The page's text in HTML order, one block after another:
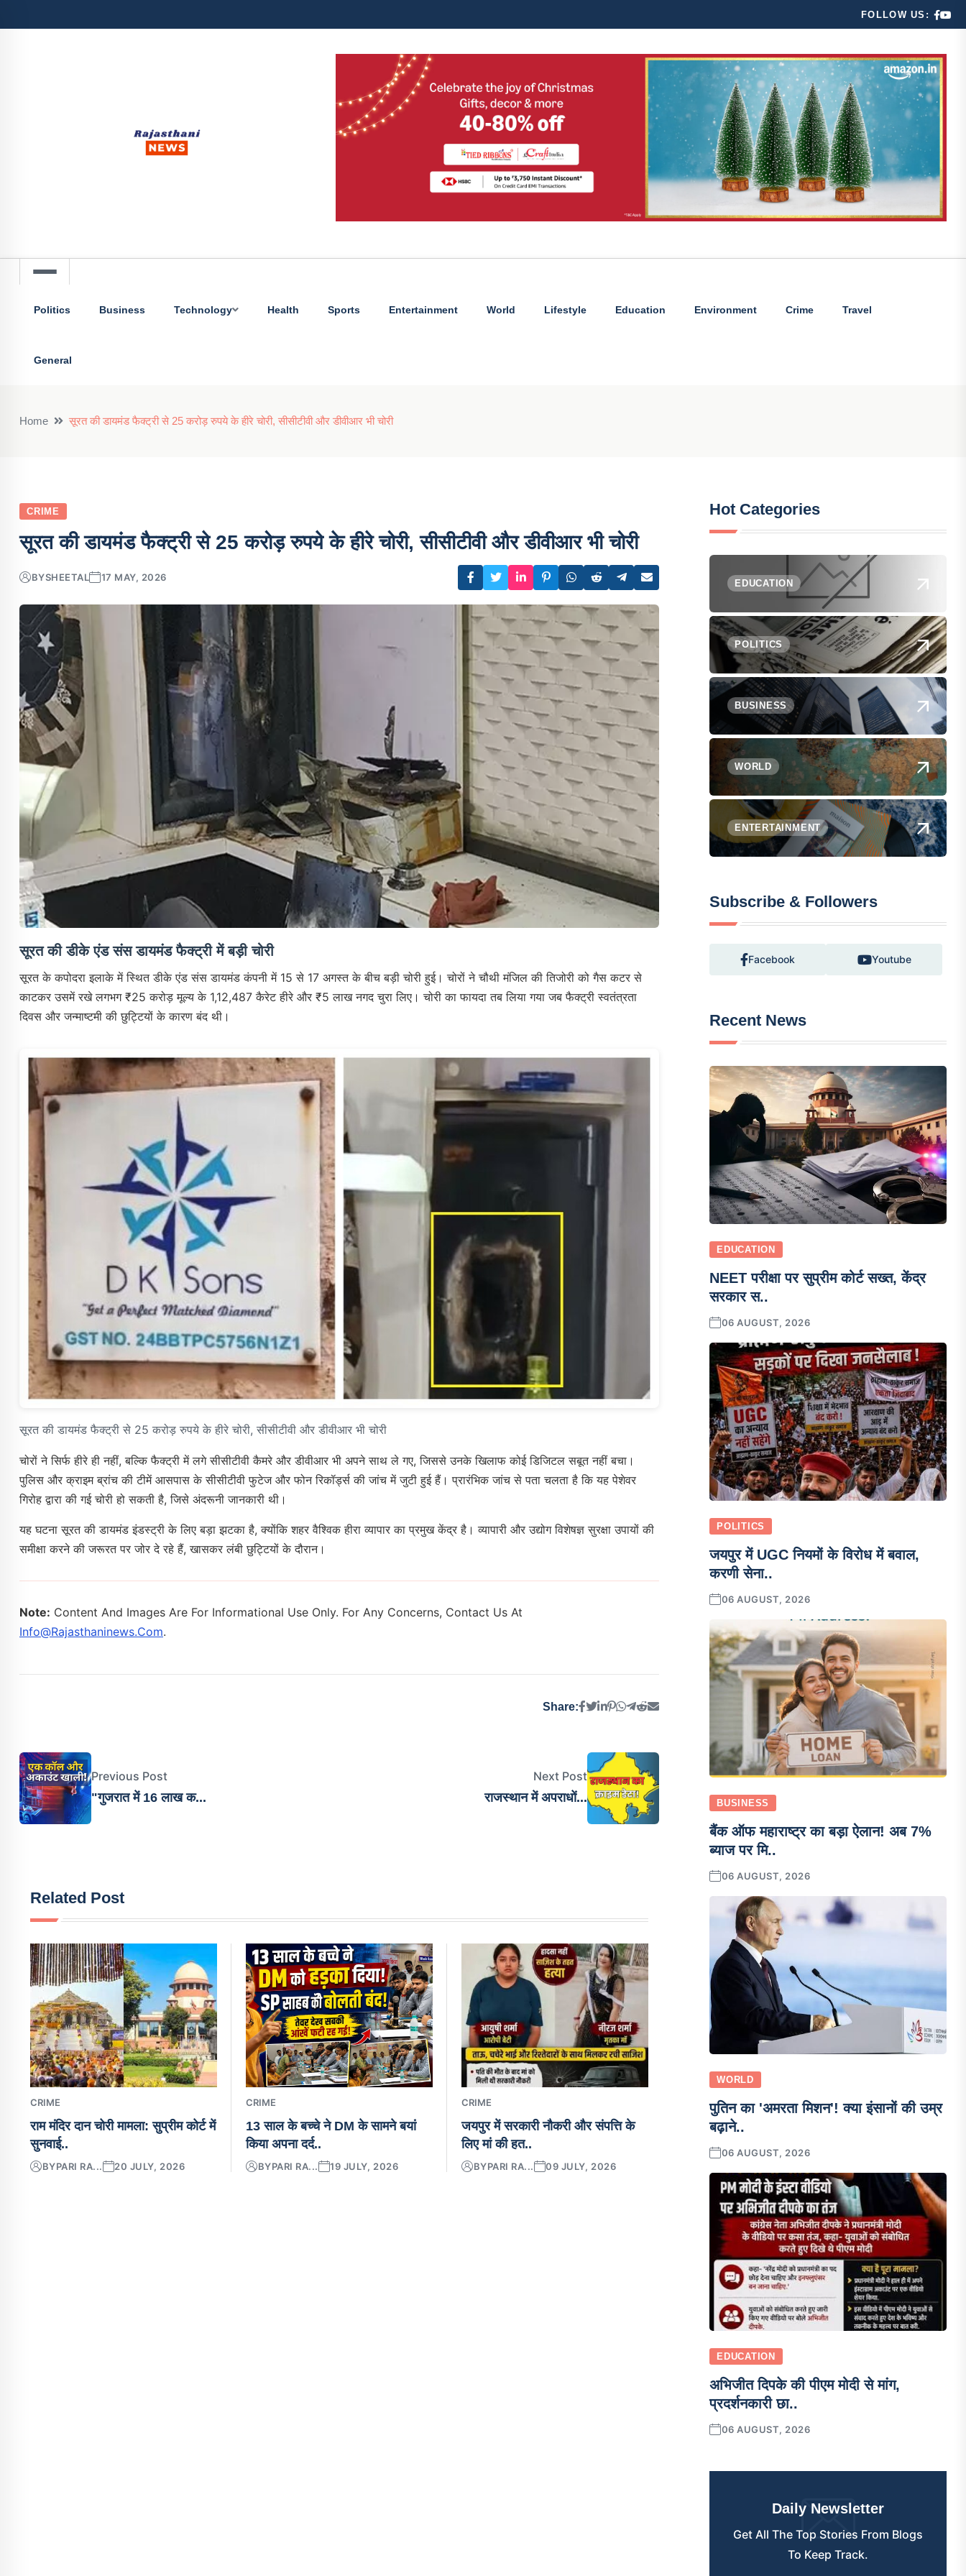
FOLLOW US:
Politics Business Technology Health Sports Entertainment World Lifestyle Education Environment Crime Travel
General
Home सूरत की डायमंड फैक्ट्री से 25 करोड़ रुपये के हीरे चोरी, सीसीटीवी और डीवीआर भी चोरी
CRIME
सूरत की डायमंड फैक्ट्री से 25 करोड़ रुपये के हीरे चोरी, सीसीटीवी और डीवीआर भी चोरी
BYSHEETAL 17 MAY, 2026
सूरत की डीके एंड संस डायमंड फैक्ट्री में बड़ी चोरी
सूरत के कपोदरा इलाके में स्थित डीके एंड संस डायमंड कंपनी में 15 से 17 अगस्त के बीच बड़ी चोरी हुई। चोरों ने चौथी मंजिल की तिजोरी को गैस कटर से
काटकर उसमें रखे लगभग ₹25 करोड़ मूल्य के 1,12,487 कैरेट हीरे और ₹5 लाख नगद चुरा लिए। चोरी का फायदा तब लिया गया जब फैक्ट्री स्वतंत्रता
दिवस और जन्माष्टमी की छुट्टियों के कारण बंद थी।
सूरत की डायमंड फैक्ट्री से 25 करोड़ रुपये के हीरे चोरी, सीसीटीवी और डीवीआर भी चोरी
चोरों ने सिर्फ हीरे ही नहीं, बल्कि फैक्ट्री में लगे सीसीटीवी कैमरे और डीवीआर भी अपने साथ ले गए, जिससे उनके खिलाफ कोई डिजिटल सबूत नहीं बचा।
पुलिस और क्राइम ब्रांच की टीमें आसपास के सीसीटीवी फुटेज और फोन रिकॉर्ड्स की जांच में जुटी हुई हैं। प्रारंभिक जांच से पता चलता है कि यह पेशेवर
गिरोह द्वारा की गई चोरी हो सकती है, जिसे अंदरूनी जानकारी थी।
यह घटना सूरत की डायमंड इंडस्ट्री के लिए बड़ा झटका है, क्योंकि शहर वैश्विक हीरा व्यापार का प्रमुख केंद्र है। व्यापारी और उद्योग विशेषज्ञ सुरक्षा उपायों की
समीक्षा करने की जरूरत पर जोर दे रहे हैं, खासकर लंबी छुट्टियों के दौरान।
Note: Content And Images Are For Informational Use Only. For Any Concerns, Contact Us At
Info@rajasthaninews.com.
Share:
Previous Post
"गुजरात में 16 लाख क...
Next Post
राजस्थान में अपराधों...
Related Post
CRIME
राम मंदिर दान चोरी मामला: सुप्रीम कोर्ट में
सुनवाई..
BYPARI RA... 20 JULY, 2026
CRIME
13 साल के बच्चे ने DM के सामने बयां
किया अपना दर्द..
BYPARI RA... 19 JULY, 2026
CRIME
जयपुर में सरकारी नौकरी और संपत्ति के
लिए मां की हत..
BYPARI RA... 09 JULY, 2026
Hot Categories
EDUCATION
POLITICS
BUSINESS
WORLD
ENTERTAINMENT
Subscribe & Followers
Facebook Youtube
Recent News
EDUCATION
NEET परीक्षा पर सुप्रीम कोर्ट सख्त, केंद्र
सरकार स..
06 AUGUST, 2026
POLITICS
जयपुर में UGC नियमों के विरोध में बवाल,
करणी सेना..
06 AUGUST, 2026
BUSINESS
बैंक ऑफ महाराष्ट्र का बड़ा ऐलान! अब 7%
ब्याज पर मि..
06 AUGUST, 2026
WORLD
पुतिन का 'अमरता मिशन'! क्या इंसानों की उम्र
बढ़ाने..
06 AUGUST, 2026
EDUCATION
अभिजीत दिपके की पीएम मोदी से मांग,
प्रदर्शनकारी छा..
06 AUGUST, 2026
Daily Newsletter
Get All The Top Stories From Blogs
To Keep Track.